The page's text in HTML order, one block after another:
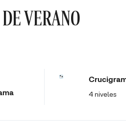
VERANO
4 niveles